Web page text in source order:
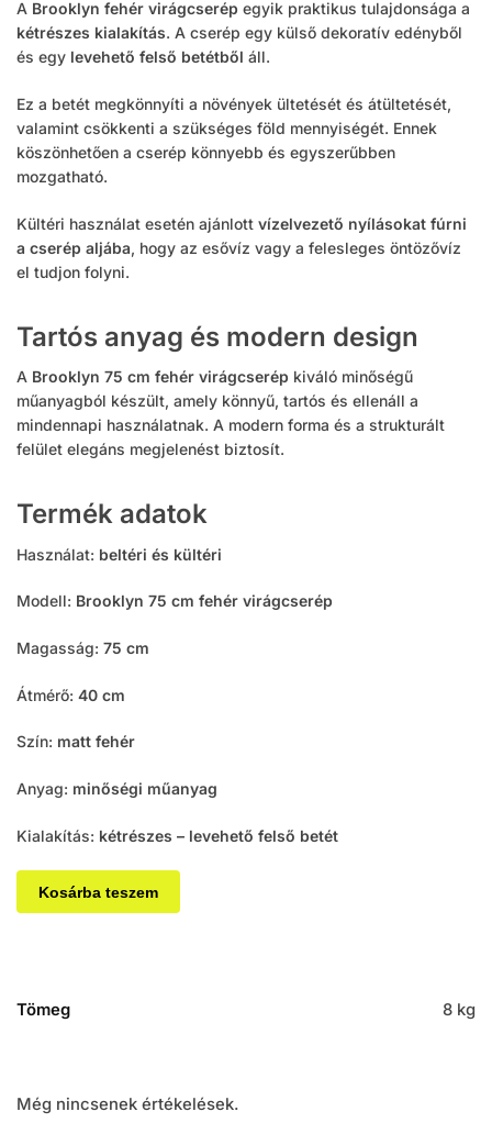
A Brooklyn fehér virágcserép egyik praktikus tulajdonsága a
kétrészes kialakítás. A cserép egy külső dekoratív edényből
és egy levehető felső betétből áll.
Ez a betét megkönnyíti a növények ültetését és átültetését,
valamint csökkenti a szükséges föld mennyiségét. Ennek
köszönhetően a cserép könnyebb és egyszerűbben
mozgatható.
Kültéri használat esetén ajánlott vízelvezető nyílásokat fúrni
a cserép aljába, hogy az esővíz vagy a felesleges öntözővíz
el tudjon folyni.
Tartós anyag és modern design
A Brooklyn 75 cm fehér virágcserép kiváló minőségű
műanyagból készült, amely könnyű, tartós és ellenáll a
mindennapi használatnak. A modern forma és a strukturált
felület elegáns megjelenést biztosít.
Termék adatok
Használat: beltéri és kültéri
Modell: Brooklyn 75 cm fehér virágcserép
Magasság: 75 cm
Átmérő: 40 cm
Szín: matt fehér
Anyag: minőségi műanyag
Kialakítás: kétrészes – levehető felső betét
Kosárba teszem
Tömeg 8 kg
Még nincsenek értékelések.